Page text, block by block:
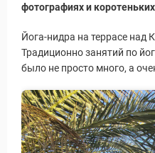
фотографиях и
Йога-нидра на террасе
Традиционно занятий по
было не просто много, а